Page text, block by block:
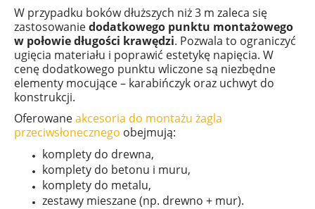
W przypadku boków dłuższych niż 3 m zaleca się
zastosowaniedodatkowego punktu montażowego
w połowie długości krawędzi. Pozwala to ograniczyć
ugięcia materiału i poprawić estetykę napięcia. W
cenę dodatkowego punktu wliczone są niezbędne
elementy mocujące – karabińczyk oraz uchwyt do
konstrukcji.
Oferowaneakcesoria do montażu żagla
przeciwsłonecznego obejmują:
komplety do drewna,
komplety do betonu i muru,
komplety do metalu,
zestawy mieszane (np. drewno + mur).